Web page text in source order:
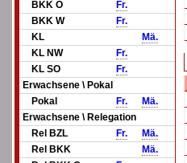
BKK O
Fr.
BKK W
Fr.
KL
Mä.
KL NW
Fr.
KL SO
Fr.
Erwachsene \ Pokal
Pokal
Fr.
Mä.
Erwachsene \ Relegation
Rel BZL
Fr.
Mä.
Rel BKK
Mä.